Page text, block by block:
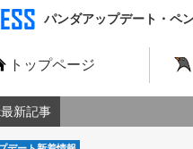
パンダアップデート・ペ
トップページ
新記事